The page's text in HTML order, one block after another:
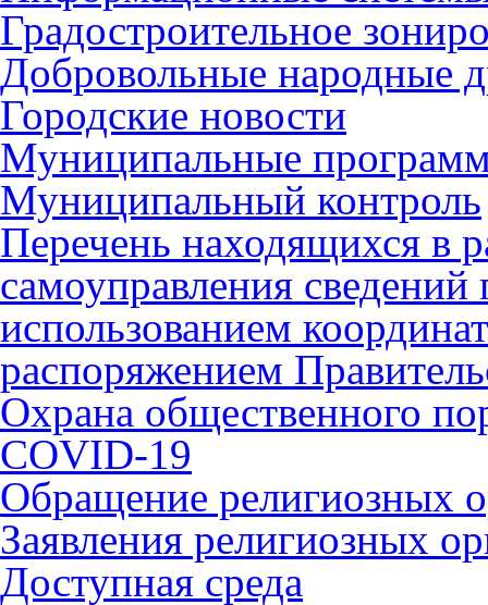
Градостроительное
Добровольные народные
Городские новости
Муниципальные
Муниципальный контроль
Перечень находящихся в
самоуправления
использованием
распоряжением
Охрана общественного
COVID-19
Обращение религиозных
Заявления религиозных
Доступная среда